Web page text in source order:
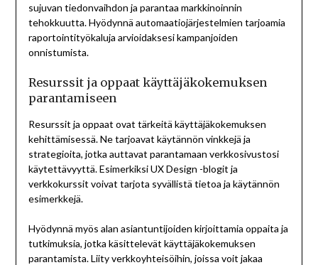
sujuvan tiedonvaihdon ja parantaa markkinoinnin
tehokkuutta. Hyödynnä automaatiojärjestelmien tarjoamia
raportointityökaluja arvioidaksesi kampanjoiden
onnistumista.
Resurssit ja oppaat käyttäjäkokemuksen
parantamiseen
Resurssit ja oppaat ovat tärkeitä käyttäjäkokemuksen
kehittämisessä. Ne tarjoavat käytännön vinkkejä ja
strategioita, jotka auttavat parantamaan verkkosivustosi
käytettävyyttä. Esimerkiksi UX Design -blogit ja
verkkokurssit voivat tarjota syvällistä tietoa ja käytännön
esimerkkejä.
Hyödynnä myös alan asiantuntijoiden kirjoittamia oppaita ja
tutkimuksia, jotka käsittelevät käyttäjäkokemuksen
parantamista. Liity verkkoyhteisöihin, joissa voit jakaa